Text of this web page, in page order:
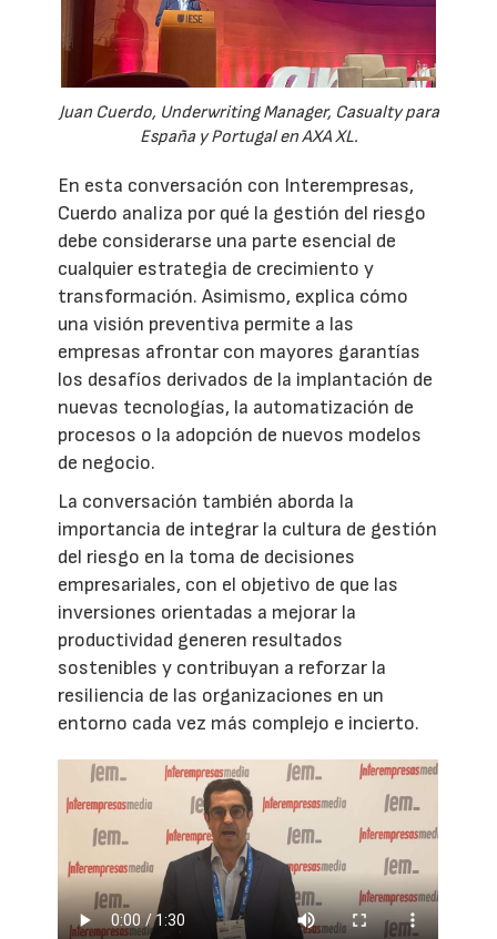
Juan Cuerdo, Underwriting Manager, Casualty para
España y Portugal en AXA XL.
En esta conversación con Interempresas,
Cuerdo analiza por qué la gestión del riesgo
debe considerarse una parte esencial de
cualquier estrategia de crecimiento y
transformación. Asimismo, explica cómo
una visión preventiva permite a las
empresas afrontar con mayores garantías
los desafíos derivados de la implantación de
nuevas tecnologías, la automatización de
procesos o la adopción de nuevos modelos
de negocio.
La conversación también aborda la
importancia de integrar la cultura de gestión
del riesgo en la toma de decisiones
empresariales, con el objetivo de que las
inversiones orientadas a mejorar la
productividad generen resultados
sostenibles y contribuyan a reforzar la
resiliencia de las organizaciones en un
entorno cada vez más complejo e incierto.